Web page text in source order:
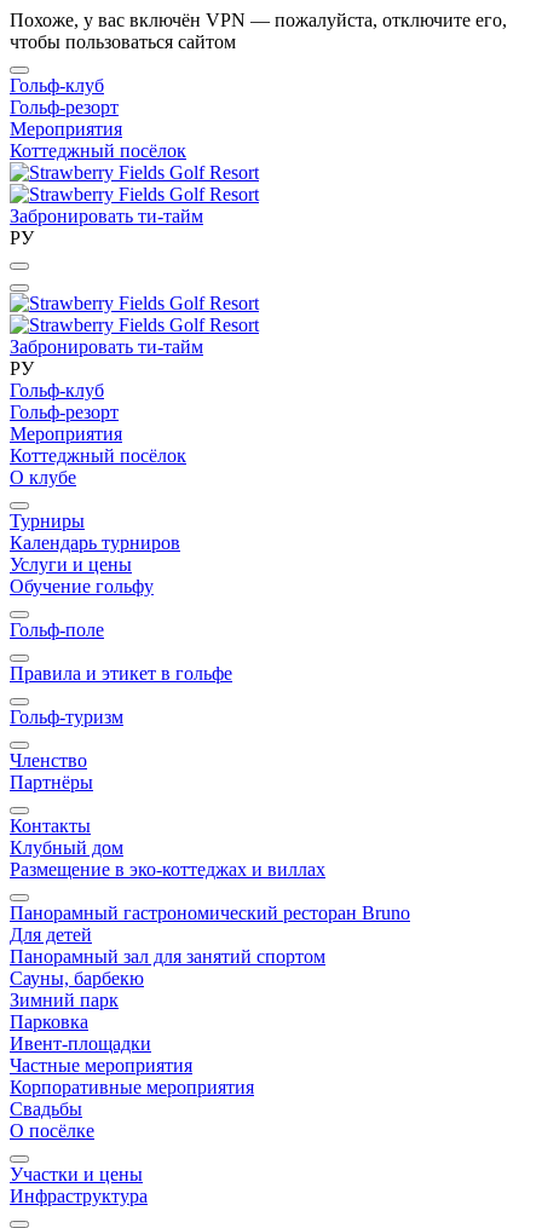
Похоже, у вас включён VPN — пожалуйста, отключите его,
чтобы пользоваться сайтом
Гольф-клуб
Гольф-резорт
Мероприятия
Коттеджный посёлок
Забронировать ти-тайм
РУ
Забронировать ти-тайм
РУ
Гольф-клуб
Гольф-резорт
Мероприятия
Коттеджный посёлок
О клубе
Турниры
Календарь турниров
Услуги и цены
Обучение гольфу
Гольф-поле
Правила и этикет в гольфе
Гольф-туризм
Членство
Партнёры
Контакты
Клубный дом
Размещение в эко-коттеджах и виллах
Панорамный гастрономический ресторан Bruno
Для детей
Панорамный зал для занятий спортом
Сауны, барбекю
Зимний парк
Парковка
Ивент-площадки
Частные мероприятия
Корпоративные мероприятия
Свадьбы
О посёлке
Участки и цены
Инфраструктура